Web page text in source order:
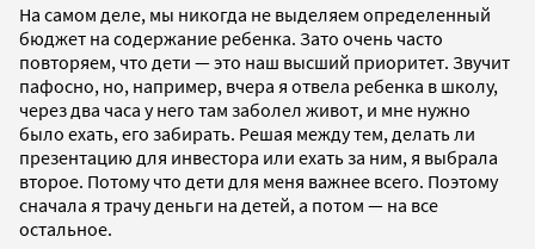
На самом деле, мы никогда не выделяем определенный
бюджет на содержание ребенка. Зато очень часто
повторяем, что дети — это наш высший приоритет. Звучит
пафосно, но, например, вчера я отвела ребенка в школу,
через два часа у него там заболел живот, и мне нужно
было ехать, его забирать. Решая между тем, делать ли
презентацию для инвестора или ехать за ним, я выбрала
второе. Потому что дети для меня важнее всего. Поэтому
сначала я трачу деньги на детей, а потом — на все
остальное.